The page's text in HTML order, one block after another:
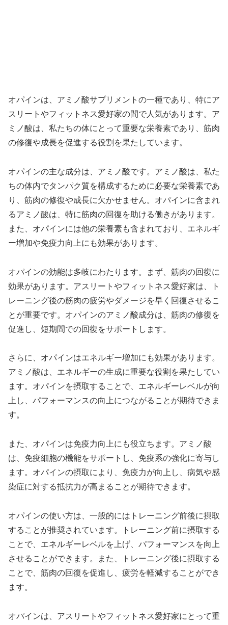
オパインは、アミノ酸サプリメントの一種であり、特にア
スリートやフィットネス愛好家の間で人気があります。ア
ミノ酸は、私たちの体にとって重要な栄養素であり、筋肉
の修復や成長を促進する役割を果たしています。
オパインの主な成分は、アミノ酸です。アミノ酸は、私た
ちの体内でタンパク質を構成するために必要な栄養素であ
り、筋肉の修復や成長に欠かせません。オパインに含まれ
るアミノ酸は、特に筋肉の回復を助ける働きがあります。
また、オパインには他の栄養素も含まれており、エネルギ
ー増加や免疫力向上にも効果があります。
オパインの効能は多岐にわたります。まず、筋肉の回復に
効果があります。アスリートやフィットネス愛好家は、ト
レーニング後の筋肉の疲労やダメージを早く回復させるこ
とが重要です。オパインのアミノ酸成分は、筋肉の修復を
促進し、短期間での回復をサポートします。
さらに、オパインはエネルギー増加にも効果があります。
アミノ酸は、エネルギーの生成に重要な役割を果たしてい
ます。オパインを摂取することで、エネルギーレベルが向
上し、パフォーマンスの向上につながることが期待できま
す。
また、オパインは免疫力向上にも役立ちます。アミノ酸
は、免疫細胞の機能をサポートし、免疫系の強化に寄与し
ます。オパインの摂取により、免疫力が向上し、病気や感
染症に対する抵抗力が高まることが期待できます。
オパインの使い方は、一般的にはトレーニング前後に摂取
することが推奨されています。トレーニング前に摂取する
ことで、エネルギーレベルを上げ、パフォーマンスを向上
させることができます。また、トレーニング後に摂取する
ことで、筋肉の回復を促進し、疲労を軽減することができ
ます。
オパインは、アスリートやフィットネス愛好家にとって重